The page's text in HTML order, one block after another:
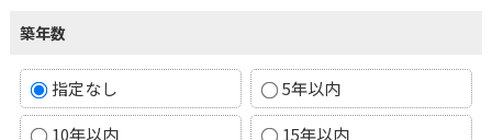
築年数
指定なし
5年以内
10年以内
15年以内